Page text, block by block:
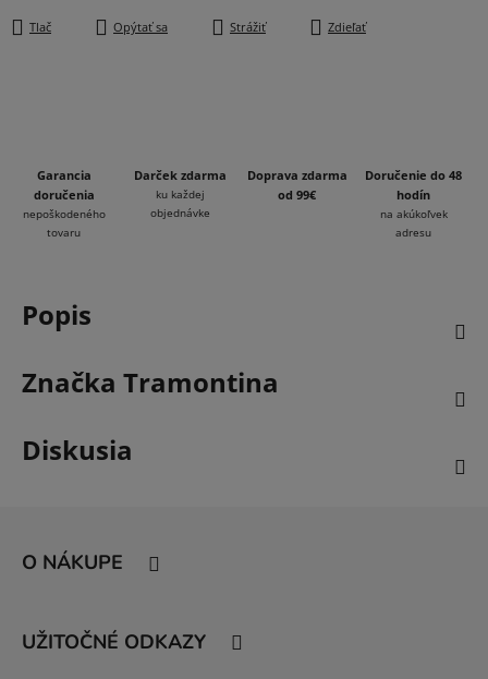
Tlač Opýtať sa Strážiť Zdieľať
Garancia
doručenia
nepoškodeného
tovaru
Darček zdarma
ku každej
objednávke
Doprava zdarma
od 99€
Doručenie do 48
hodín
na akúkoľvek
adresu
Popis
Značka Tramontina
Diskusia
O NÁKUPE
UŽITOČNÉ ODKAZY